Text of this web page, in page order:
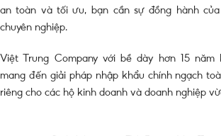
an toàn và tối ưu, bạn cần sự đồng hành
chuyên nghiệp.
Việt Trung Company với bề dày hơn 15
mang đến giải pháp nhập khẩu chính ngạch
riêng cho các hộ kinh doanh và doanh nghiệp